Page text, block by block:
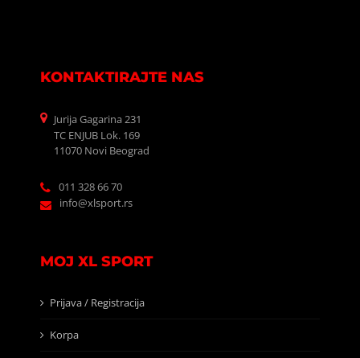
KONTAKTIRAJTE NAS
Jurija Gagarina 231
TC ENJUB Lok. 169
11070 Novi Beograd
011 328 66 70
info@xlsport.rs
MOJ XL SPORT
Prijava / Registracija
Korpa